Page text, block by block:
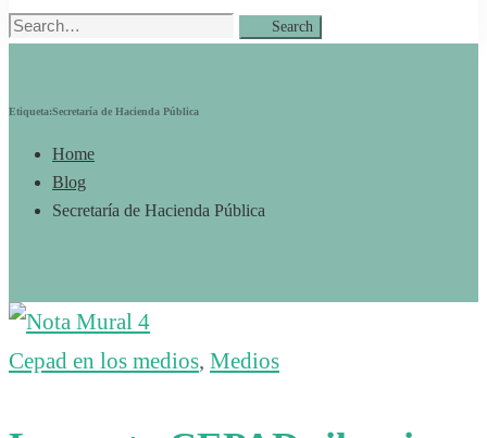
Search
Search
Etiqueta:Secretaría de Hacienda Pública
Home
Blog
Secretaría de Hacienda Pública
Cepad en los medios, Medios